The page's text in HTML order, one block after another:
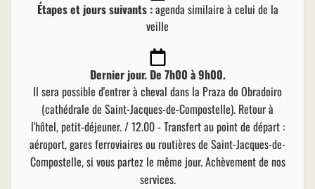
Étapes et jours suivants :agenda similaire à celui de la
veille
Dernier jour. De 7h00 à 9h00.
Il sera possible d'entrer à cheval dans la Praza do Obradoiro
(cathédrale de Saint-Jacques-de-Compostelle). Retour à
l'hôtel, petit-déjeuner. / 12.00 - Transfert au point de départ :
aéroport, gares ferroviaires ou routières de Saint-Jacques-de-
Compostelle, si vous partez le même jour. Achèvement de nos
services.